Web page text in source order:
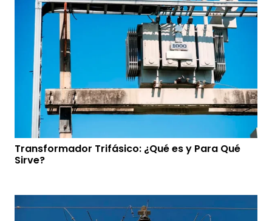
Transformador Trifásico: ¿Qué es y Para Qué
Sirve?